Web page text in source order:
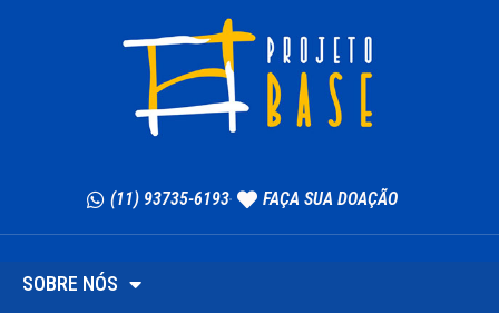
(11) 93735-6193 FAÇA SUA DOAÇÃO
SOBRE NÓS